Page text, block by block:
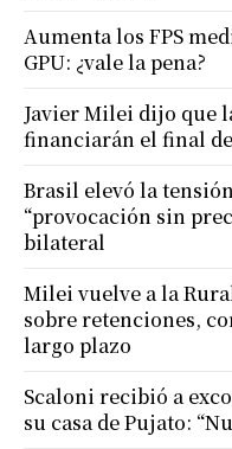
Aumenta los FPS
GPU: ¿vale la pena?
Javier Milei dijo que
financiarán el final
Brasil elevó la
“provocación sin
bilateral
Milei vuelve a la
sobre retenciones,
largo plazo
Scaloni recibió a
su casa de Pujato: